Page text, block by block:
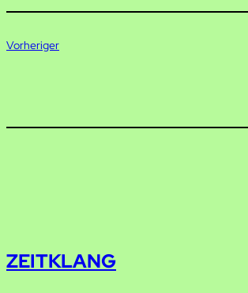
Vorheriger
ZEITKLANG